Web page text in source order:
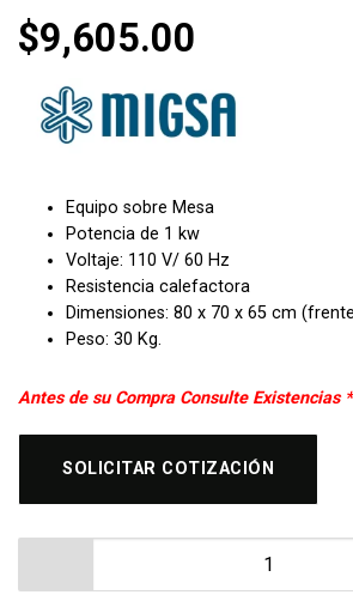
$9,605.00
Equipo sobre Mesa
Potencia de 1 kw
Voltaje: 110 V/ 60 Hz
Resistencia calefactora
Dimensiones: 80 x 70 x 65 cm
Peso: 30 Kg.
Antes de su Compra Consulte Existencias
SOLICITAR COTIZACIÓN
Estación Calientes para Papas a la